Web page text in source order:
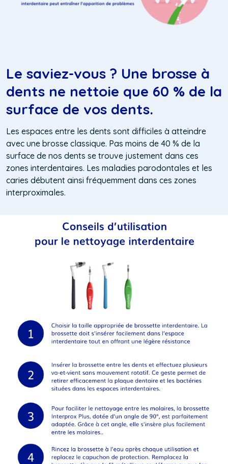
Le saviez-vous ? Une brosse à
dents ne nettoie que 60 % de la
surface de vos dents.
Les espaces entre les dents sont difficiles à atteindre
avec une brosse classique. Pas moins de 40 % de la
surface de nos dents se trouve justement dans ces
zones interdentaires. Les maladies parodontales et les
caries débutent ainsi fréquemment dans ces zones
interproximales.